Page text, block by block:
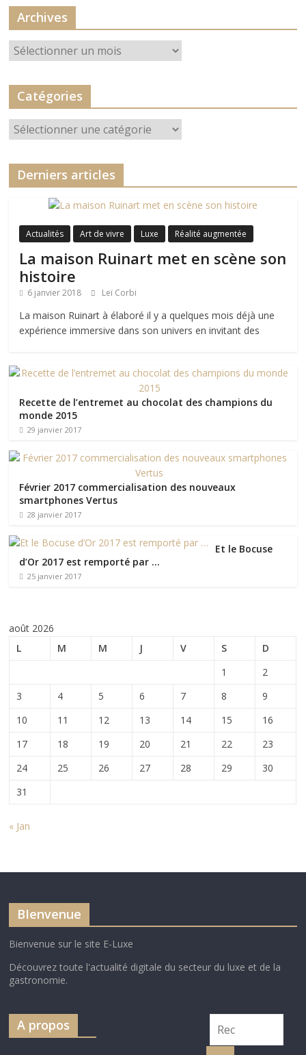
Archives
Archives
Catégories
Catégories
Derniers articles
Actualités Art de vivre Luxe Réalité augmentée
La maison Ruinart met en scène son
histoire
6 janvier 2018 Leï Corbi
La maison Ruinart à élaboré il y a quelques mois déjà une
expérience immersive dans son univers en invitant des
Recette de l’entremet au chocolat des champions du
monde 2015
29 janvier 2017
Février 2017 commercialisation des nouveaux
smartphones Vertus
28 janvier 2017
Et le Bocuse
d’Or 2017 est remporté par …
25 janvier 2017
août 2026
L
M M J V S
D
1
2
3
4 5 6 7 8
9
10
11 12 13 14 15
16
17
18 19 20 21 22
23
24
25 26 27 28 29
30
31
« Jan
BIenvenue
Bienvenue sur le site E-Luxe
Découvrez toute l'actualité digitale du secteur du luxe et de la
gastronomie.
A propos